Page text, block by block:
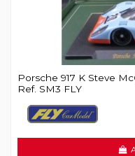
Porsche 917 K Steve
Ref. SM3 FLY